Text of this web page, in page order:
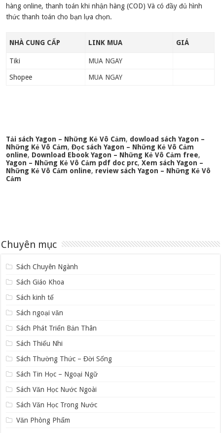
hàng online, thanh toán khi nhận hàng (COD) Và có đầy đủ hình
thức thanh toán cho bạn lựa chọn.
NHÀ CUNG CẤP LINK MUA GIÁ
Tiki MUA NGAY
Shopee MUA NGAY
Tải sách Yagon – Những Kẻ Vô Cảm, dowload sách Yagon –
Những Kẻ Vô Cảm,Đọc sách Yagon – Những Kẻ Vô Cảm
online, Download Ebook Yagon – Những Kẻ Vô Cảm free,
Yagon – Những Kẻ Vô Cảm pdf doc prc,Xem sách Yagon –
Những Kẻ Vô Cảm online, review sách Yagon – Những Kẻ Vô
Cảm
Chuyên mục
Sách Chuyên Ngành
Sách Giáo Khoa
Sách kinh tế
Sách ngoại văn
Sách Phát Triển Bản Thân
Sách Thiếu Nhi
Sách Thường Thức – Đời Sống
Sách Tin Học – Ngoại Ngữ
Sách Văn Học Nước Ngoài
Sách Văn Học Trong Nước
Văn Phòng Phẩm